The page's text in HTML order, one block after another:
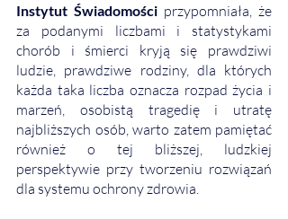
Instytut Świadomości przypomniała, że
za podanymi liczbami i statystykami
chorób i śmierci kryją się prawdziwi
ludzie, prawdziwe rodziny, dla których
każda taka liczba oznacza rozpad życia i
marzeń, osobistą tragedię i utratę
najbliższych osób, warto zatem pamiętać
również o tej bliższej, ludzkiej
perspektywie przy tworzeniu rozwiązań
dla systemu ochrony zdrowia.